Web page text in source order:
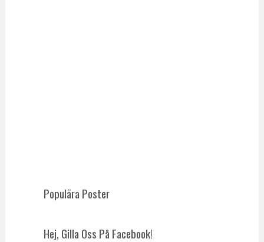
Populära Poster
Hej, Gilla Oss På Facebook!